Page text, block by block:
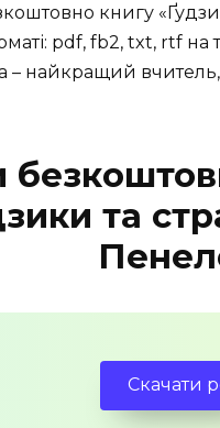
книгу
pdf, fb2, txt, rtf на
– найкращий
та
Скачати